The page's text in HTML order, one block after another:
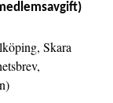
Skara